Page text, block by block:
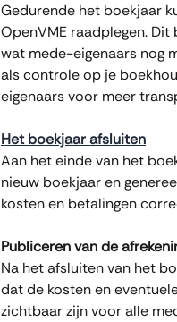
Gedurende het boekjaar
OpenVME raadplegen.
wat mede-eigenaars nog
als controle op je
eigenaars voor meer
Het boekjaar afsluiten
Aan het einde van het
nieuw boekjaar en
kosten en betalingen
Publiceren van de
Na het afsluiten van het
dat de kosten en
zichtbaar zijn voor alle